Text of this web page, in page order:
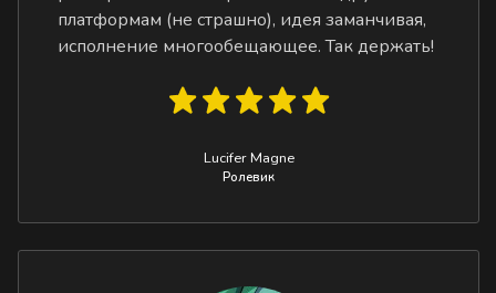
платформам (не страшно), идея заманчивая,
исполнение многообещающее. Так держать!
Lucifer Magne
Ролевик